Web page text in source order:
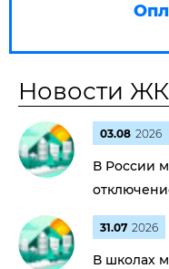
Новости
03.08 2026
В России
31.07 2026
В школах